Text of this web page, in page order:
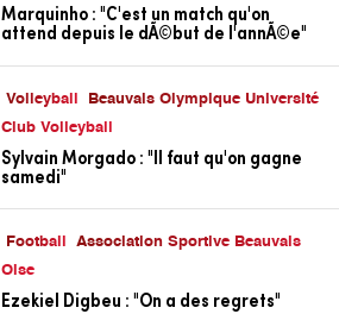
Marquinho : "C'est un match qu'on
attend depuis le dÃ©but de l'annÃ©e"
Volleyball
Beauvais Olympique Université
Club Volleyball
Sylvain Morgado : "Il faut qu'on gagne
samedi"
Football
Association Sportive Beauvais
Oise
Ezekiel Digbeu : "On a des regrets"